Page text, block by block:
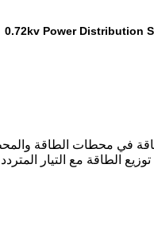
0.72kv Power Distribution
في محطات الطاقة